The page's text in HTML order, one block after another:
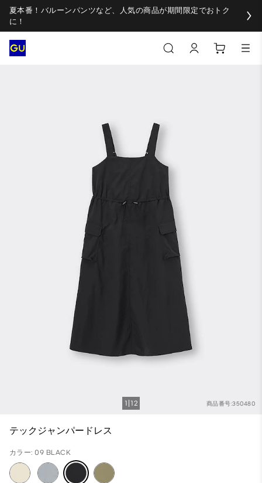
夏本番！バルーンパンツなど、人気の商品が期間限定でおトク
に！
商品番号:350480
1 12
テックジャンパードレス
カラー: 09 BLACK